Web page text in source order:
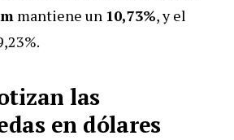
mantiene un 10,73%, y el
las
en dólares